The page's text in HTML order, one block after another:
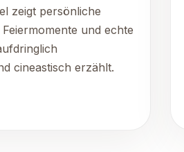
zeigt persönliche
und echte
cineastisch erzählt.